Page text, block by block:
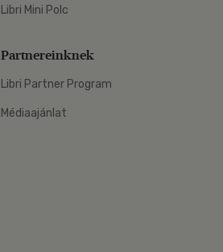
Libri Mini Polc
Partnereinknek
Libri Partner Program
Médiaajánlat